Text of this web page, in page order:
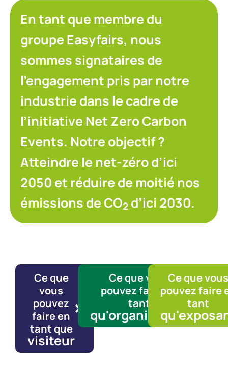
En tant que membre du
groupe Easyfairs, nous
sommes signataires de
l’engagement pris par notre
industrie dans le cadre de
l’initiative Net Zero Carbon
Events. Notre objectif ?
Atteindre le net-zéro d’ici
2050 et réduire de moitié nos
émissions de CO2 d’ici 2030.
Ce que
vous
pouvez
faire en
tant que
visiteur
Ce que vous
pouvez faire en
tant
qu'organisateur
Ce que
pouvez faire
tant